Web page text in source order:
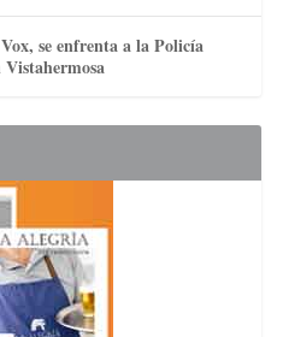
se enfrenta a la Policía